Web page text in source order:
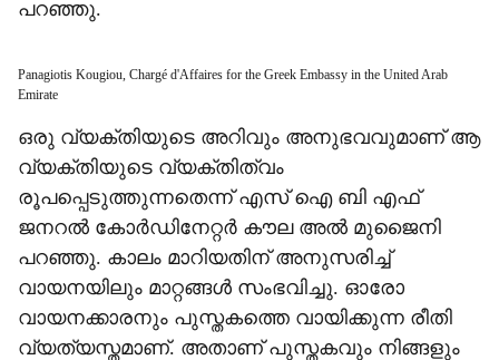
പറഞ്ഞു.
Panagiotis Kougiou, Chargé d'Affaires for the Greek Embassy in the United Arab
Emirate
ഒരു വ്യക്തിയുടെ അറിവും അനുഭവവുമാണ് ആ
വ്യക്തിയുടെ വ്യക്തിത്വം
രൂപപ്പെടുത്തുന്നതെന്ന് എസ് ഐ ബി എഫ്
ജനറല്‍ കോർഡിനേറ്റർ കൗല അല്‍ മുജൈനി
പറഞ്ഞു. കാലം മാറിയതിന് അനുസരിച്ച്
വായനയിലും മാറ്റങ്ങള്‍ സംഭവിച്ചു. ഓരോ
വായനക്കാരനും പുസ്തകത്തെ വായിക്കുന്ന രീതി
വ്യത്യസ്തമാണ്. അതാണ് പുസ്തകവും നിങ്ങളും